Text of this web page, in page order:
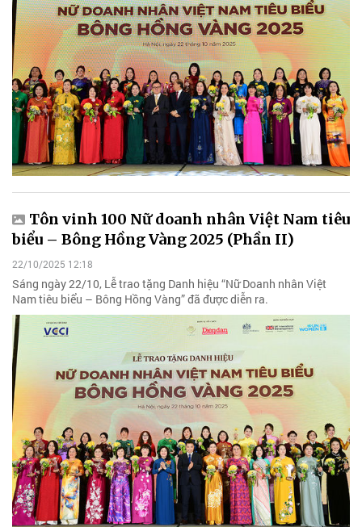
Tôn vinh 100 Nữ doanh nhân Việt Nam tiêu
biểu – Bông Hồng Vàng 2025 (Phần II)
22/10/2025 12:18
Sáng ngày 22/10, Lễ trao tặng Danh hiệu “Nữ Doanh nhân Việt
Nam tiêu biểu – Bông Hồng Vàng” đã được diễn ra.